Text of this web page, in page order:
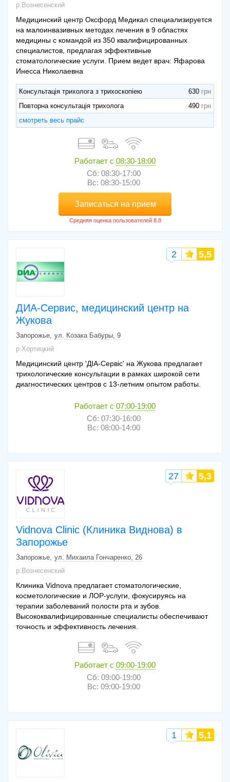
р.Вознесенский
Медицинский центр Оксфорд Медикал специализируется
на малоинвазивных методах лечения в 9 областях
медицины с командой из 350 квалифицированных
специалистов, предлагая эффективные
стоматологические услуги. Прием ведет врач: Яфарова
Инесса Николаевна
Консультація трихолога з трихоскопіею
630
Повторна консультація трихолога
490
смотреть весь прайс
Работает с 08:30-18:00
Сб: 08:30-17:00
Вс: 08:30-15:00
Записаться на прием
ДИА-Сервис, медицинский центр на
Жукова
2 5,5
Запорожье ул. Козака Бабуры, 9
р.Хортицкий
Медицинский центр 'ДІА-Сервіс' на Жукова предлагает
трихологические консультации в рамках широкой сети
диагностических центров с 13-летним опытом работы.
Работает с 07:00-19:00
Сб: 07:30-16:00
Вс: 08:00-14:00
Vidnova Clinic (Клиника Виднова) в
Запорожье
27 5,3
Запорожье ул. Михаила Гончаренко, 26
р.Вознесенский
Клиника Vidnova предлагает стоматологические,
косметологические и ЛОР-услуги, фокусируясь на
терапии заболеваний полости рта и зубов.
Высококвалифицированные специалисты обеспечивают
точность и эффективность лечения.
Работает с 09:00-19:00
Сб: 09:00-19:00
Вс: 09:00-19:00
1 5,1